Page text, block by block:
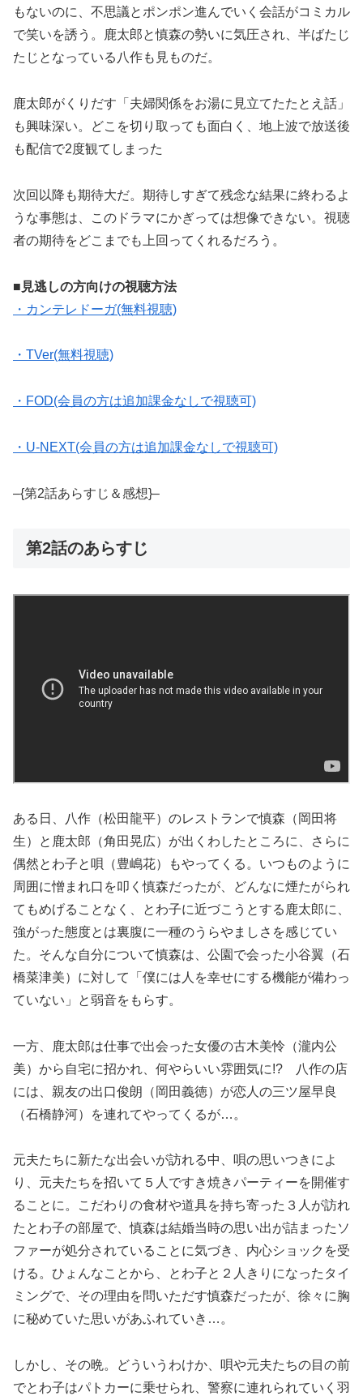
もないのに、不思議とポンポン進んでいく会話がコミカル
で笑いを誘う。鹿太郎と慎森の勢いに気圧され、半ばたじ
たじとなっている八作も見ものだ。
鹿太郎がくりだす「夫婦関係をお湯に見立てたたとえ話」
も興味深い。どこを切り取っても面白く、地上波で放送後
も配信で2度観てしまった
次回以降も期待大だ。期待しすぎて残念な結果に終わるよ
うな事態は、このドラマにかぎっては想像できない。視聴
者の期待をどこまでも上回ってくれるだろう。
■見逃しの方向けの視聴方法
・カンテレドーガ(無料視聴)
・TVer(無料視聴)
・FOD(会員の方は追加課金なしで視聴可)
・U-NEXT(会員の方は追加課金なしで視聴可)
–{第2話あらすじ＆感想}–
第2話のあらすじ
ある日、八作（松田龍平）のレストランで慎森（岡田将
生）と鹿太郎（角田晃広）が出くわしたところに、さらに
偶然とわ子と唄（豊嶋花）もやってくる。いつものように
周囲に憎まれ口を叩く慎森だったが、どんなに煙たがられ
てもめげることなく、とわ子に近づこうとする鹿太郎に、
強がった態度とは裏腹に一種のうらやましさを感じてい
た。そんな自分について慎森は、公園で会った小谷翼（石
橋菜津美）に対して「僕には人を幸せにする機能が備わっ
ていない」と弱音をもらす。
一方、鹿太郎は仕事で出会った女優の古木美怜（瀧内公
美）から自宅に招かれ、何やらいい雰囲気に!? 八作の店
には、親友の出口俊朗（岡田義徳）が恋人の三ツ屋早良
（石橋静河）を連れてやってくるが…。
元夫たちに新たな出会いが訪れる中、唄の思いつきによ
り、元夫たちを招いて５人ですき焼きパーティーを開催す
ることに。こだわりの食材や道具を持ち寄った３人が訪れ
たとわ子の部屋で、慎森は結婚当時の思い出が詰まったソ
ファーが処分されていることに気づき、内心ショックを受
ける。ひょんなことから、とわ子と２人きりになったタイ
ミングで、その理由を問いただす慎森だったが、徐々に胸
に秘めていた思いがあふれていき…。
しかし、その晩。どういうわけか、唄や元夫たちの目の前
でとわ子はパトカーに乗せられ、警察に連れられていく羽